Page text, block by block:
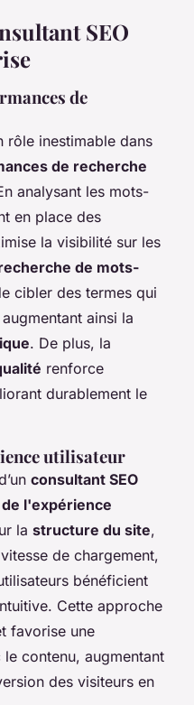
SEO
de
rôle inestimable dans
de recherche
analysant les mots-
en place des
la visibilité sur les
de mots-
cibler des termes qui
ainsi la
. De plus, la
renforce
durablement le
utilisateur
consultant SEO
l'expérience
la structure du site,
de chargement,
bénéficient
Cette approche
favorise une
contenu, augmentant
des visiteurs en